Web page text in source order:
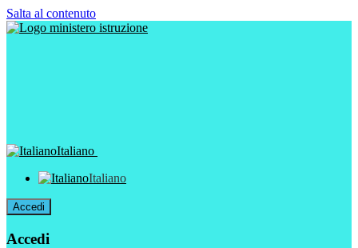
Salta al contenuto
Italiano
Italiano
Accedi
Accedi